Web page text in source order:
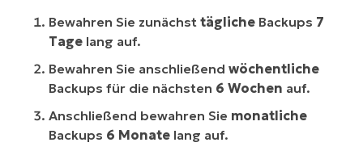
Bewahren Sie zunächst tägliche Backups 7
Tage lang auf.
Bewahren Sie anschließend wöchentliche
Backups für die nächsten 6 Wochen auf.
Anschließend bewahren Sie monatliche
Backups 6 Monate lang auf.